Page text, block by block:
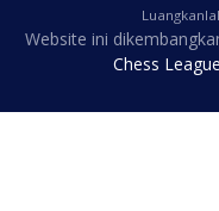
Website ini
Chess League